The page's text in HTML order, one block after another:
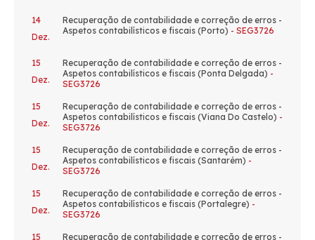
14
Dez.
Recuperação de contabilidade e correção de erros -
Aspetos contabilísticos e fiscais (Porto) - SEG3726
15
Dez.
Recuperação de contabilidade e correção de erros -
Aspetos contabilísticos e fiscais (Ponta Delgada) -
SEG3726
15
Dez.
Recuperação de contabilidade e correção de erros -
Aspetos contabilísticos e fiscais (Viana Do Castelo) -
SEG3726
15
Dez.
Recuperação de contabilidade e correção de erros -
Aspetos contabilísticos e fiscais (Santarém) -
SEG3726
15
Dez.
Recuperação de contabilidade e correção de erros -
Aspetos contabilísticos e fiscais (Portalegre) -
SEG3726
15
Recuperação de contabilidade e correção de erros -